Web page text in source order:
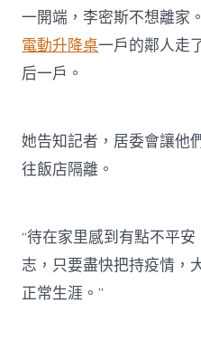
一開端，李密斯不想離家
電動升降桌一戶的鄰人走
后一戶。
她告知記者，居委會讓他
往飯店隔離。
“待在家里感到有點不平
志，只要盡快把持疫情，
正常生涯。”